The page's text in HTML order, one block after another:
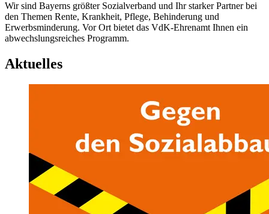
Wir sind Bayerns größter Sozialverband und Ihr starker Partner bei
den Themen Rente, Krankheit, Pflege, Behinderung und
Erwerbsminderung. Vor Ort bietet das VdK-Ehrenamt Ihnen ein
abwechslungsreiches Programm.
Aktuelles